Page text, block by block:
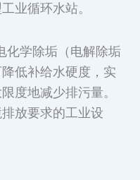
业循环水站。
化学除垢（电解除垢
低补给水硬度，实
度地减少排污量。
放要求的工业设